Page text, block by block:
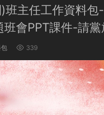
主任工作資料
會PPT課件-請
339